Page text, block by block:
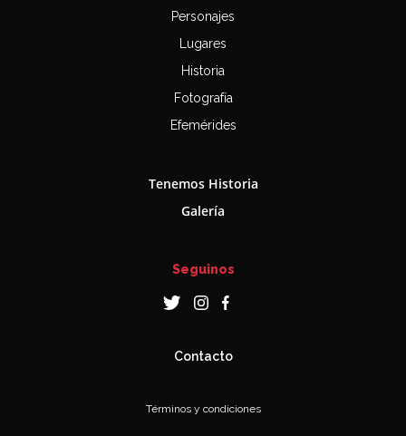
Personajes
Lugares
Historia
Fotografía
Efemérides
Tenemos Historia
Galería
Seguinos
Contacto
Términos y condiciones